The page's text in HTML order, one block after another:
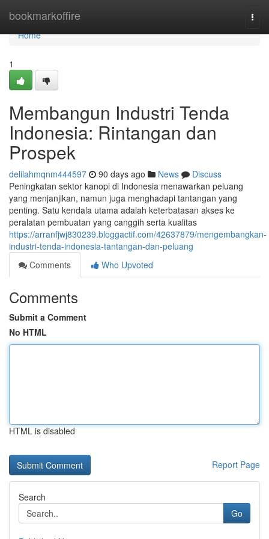
bookmarkoffire
Home
Home
1
Membangun Industri Tenda
Indonesia: Rintangan dan
Prospek
delilahmqnm444597 90 days ago News
Discuss
Peningkatan sektor kanopi di Indonesia menawarkan peluang
yang menjanjikan, namun juga menghadapi tantangan yang
penting. Satu kendala utama adalah keterbatasan akses ke
peralatan pembuatan yang canggih serta kualitas
https://arranfjwj830239.bloggactif.com/42637879/mengembangkan-
industri-tenda-indonesia-tantangan-dan-peluang
Comments
Who Upvoted
Comments
Submit a Comment
No HTML
HTML is disabled
Report Page
Search
Go